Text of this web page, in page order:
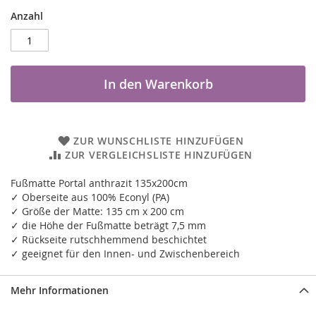
Anzahl
In den Warenkorb
ZUR WUNSCHLISTE HINZUFÜGEN
ZUR VERGLEICHSLISTE HINZUFÜGEN
Fußmatte Portal anthrazit 135x200cm
✓ Oberseite aus 100% Econyl (PA)
✓ Größe der Matte: 135 cm x 200 cm
✓ die Höhe der Fußmatte beträgt 7,5 mm
✓ Rückseite rutschhemmend beschichtet
✓ geeignet für den Innen- und Zwischenbereich
Mehr Informationen